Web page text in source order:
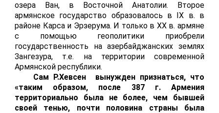
озера Ван, в Восточной Анатолии. Второе
армянское государство образовалось в IX в. в
районе Карса и Эрзерума. И только в XXв. армяне
с помощью геополитики приобрели
государственность на азербайджанских землях
Зангезура, т.е. на территории современной
Армянской республики.
Сам Р.Хевсен вынужден признаться, что
«таким образом, после 387 г. Армения
территориально была не более, чем бывшей
своей тенью, почти половина страны была